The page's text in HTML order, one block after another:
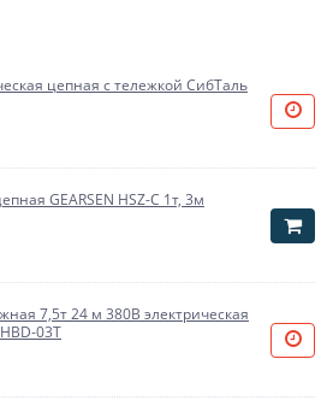
цепная с тележкой СибТаль
GEARSEN HSZ-C 1т, 3м
7,5т 24 м 380В электрическая
03T